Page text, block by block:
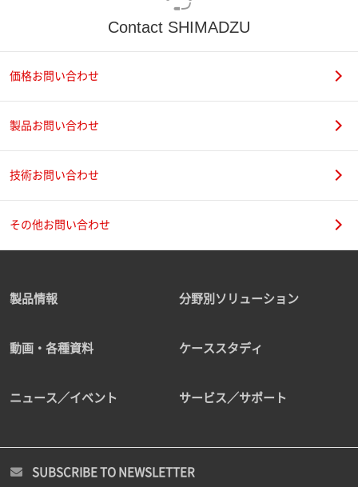
Contact SHIMADZU
価格お問い合わせ
製品お問い合わせ
技術お問い合わせ
その他お問い合わせ
製品情報 分野別ソリューション
動画・各種資料 ケーススタディ
ニュース／イベント サービス／サポート
SUBSCRIBE TO NEWSLETTER